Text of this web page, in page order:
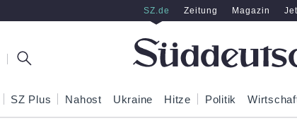
SZ.de Zeitung Magazin
SZ Plus Nahost Ukraine Hitze Politik